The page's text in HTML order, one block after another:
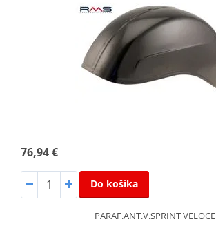
76,94 €
Do košíka
PARAF.ANT.V.SPRINT VELOCE